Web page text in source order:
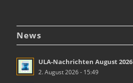
News
ULA-Nachrichten August 2026
2. August 2026 - 15:49